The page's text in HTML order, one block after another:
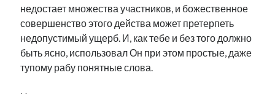
Отзывы и предложения по блогу:
anton.stalnuhhin@gmail.com
недостает множества участников, и божественное
совершенство этого действа может претерпеть
недопустимый ущерб. И, как тебе и без того должно
быть ясно, использовал Он при этом простые, даже
тупому рабу понятные слова.